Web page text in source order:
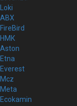
Loki
ABX
FireBird
НМК
Aston
Etna
Everest
Mcz
Meta
Ecokamin